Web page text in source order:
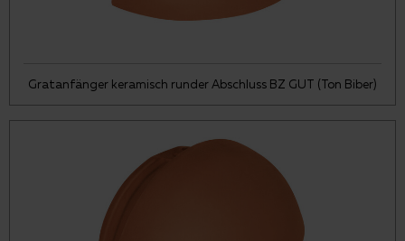
Gratanfänger keramisch runder Abschluss BZ GUT (Ton Biber)